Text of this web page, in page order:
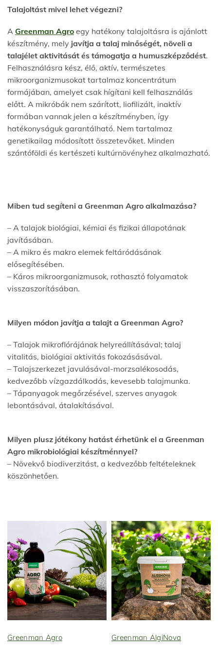
Talajoltást mivel lehet végezni?
A Greenman Agro egy hatékony talajoltásra is ajánlott
készítmény, mely javítja a talaj minőségét, növeli a
talajélet aktivitását és támogatja a humuszképződést.
Felhasználásra kész, élő, aktív, természetes
mikroorganizmusokat tartalmaz koncentrátum
formájában, amelyet csak hígítani kell felhasználás
előtt. A mikróbák nem szárított, liofilizált, inaktív
formában vannak jelen a készítményben, így
hatékonyságuk garantálható. Nem tartalmaz
genetikailag módosított összetevőket. Minden
szántóföldi és kertészeti kultúrnövényhez alkalmazható.
Miben tud segíteni a Greenman Agro alkalmazása?
– A talajok biológiai, kémiai és fizikai állapotának
javításában.
– A mikro és makro elemek feltáródásának
elősegítésében.
– Káros mikroorganizmusok, rothasztó folyamatok
visszaszorításában.
Milyen módon javítja a talajt a Greenman Agro?
– Talajok mikroflórájának helyreállításával; talaj
vitalitás, biológiai aktivitás fokozásásával.
– Talajszerkezet javulásával-morzsalékosodás,
kedvezőbb vízgazdálkodás, kevesebb talajmunka.
– Tápanyagok megőrzésével, szerves anyagok
lebontásával, átalakításával.
Milyen plusz jótékony hatást érhetünk el a Greenman
Agro mikrobiológiai készítménnyel?
– Növekvő biodiverzitást, a kedvezőbb feltételeknek
köszönhetően.
Greenman Agro Greenman AlgiNova